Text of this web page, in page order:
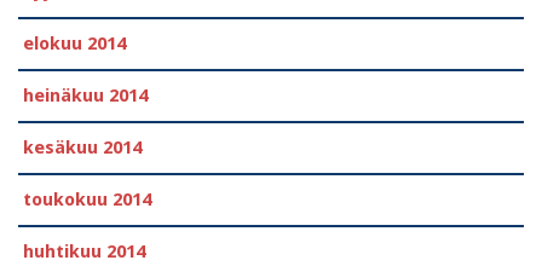
elokuu 2014
heinäkuu 2014
kesäkuu 2014
toukokuu 2014
huhtikuu 2014